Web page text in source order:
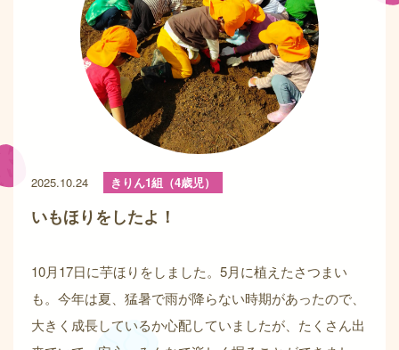
2025.10.24 きりん1組（4歳児）
いもほりをしたよ！
10月17日に芋ほりをしました。5月に植えたさつまい
も。今年は夏、猛暑で雨が降らない時期があったので、
大きく成長しているか心配していましたが、たくさん出